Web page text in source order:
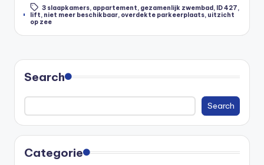
Tags:
3 slaapkamers, appartement, gezamenlijk zwembad, ID 427,
lift, niet meer beschikbaar, overdekte parkeerplaats, uitzicht
op zee
Search
Search
Categorie